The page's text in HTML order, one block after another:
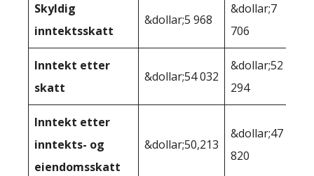
Skyldig
inntektsskatt
&dollar;5 968
&dollar;7
706
Inntekt etter
skatt
&dollar;54 032
&dollar;52
294
Inntekt etter
inntekts- og
eiendomsskatt
&dollar;50,213
&dollar;47
820